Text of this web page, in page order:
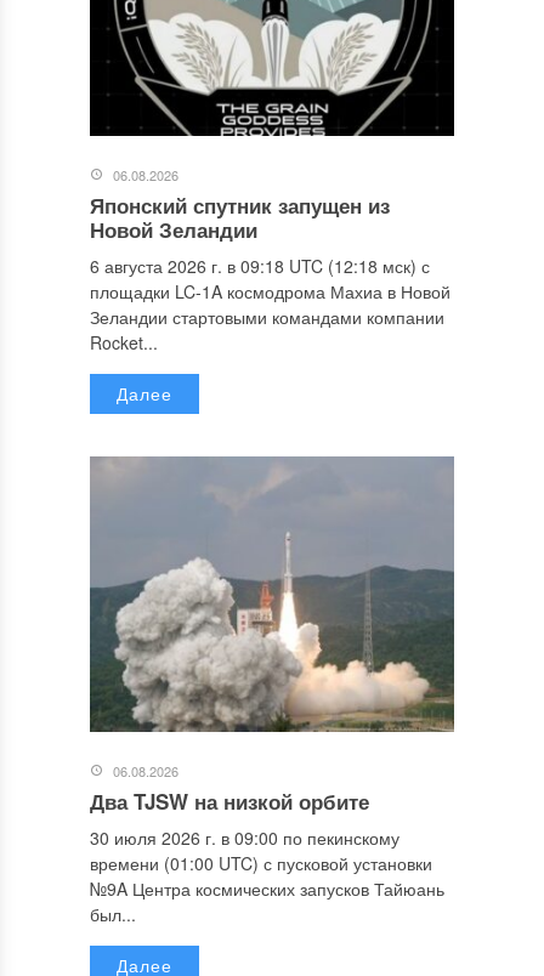
06.08.2026
Японский спутник запущен из
Новой Зеландии
6 августа 2026 г. в 09:18 UTC (12:18 мск) с
площадки LC-1A космодрома Махиа в Новой
Зеландии стартовыми командами компании
Rocket...
Далее
06.08.2026
Два TJSW на низкой орбите
30 июля 2026 г. в 09:00 по пекинскому
времени (01:00 UTC) с пусковой установки
№9A Центра космических запусков Тайюань
был...
Далее